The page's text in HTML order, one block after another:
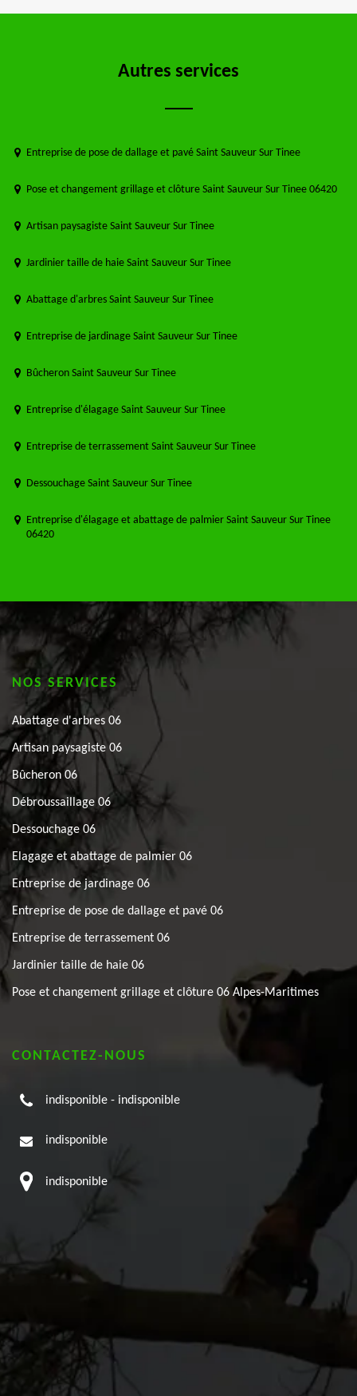
Autres services
Entreprise de pose de dallage et pavé Saint Sauveur Sur Tinee
Pose et changement grillage et clôture Saint Sauveur Sur Tinee 06420
Artisan paysagiste Saint Sauveur Sur Tinee
Jardinier taille de haie Saint Sauveur Sur Tinee
Abattage d'arbres Saint Sauveur Sur Tinee
Entreprise de jardinage Saint Sauveur Sur Tinee
Bûcheron Saint Sauveur Sur Tinee
Entreprise d'élagage Saint Sauveur Sur Tinee
Entreprise de terrassement Saint Sauveur Sur Tinee
Dessouchage Saint Sauveur Sur Tinee
Entreprise d'élagage et abattage de palmier Saint Sauveur Sur Tinee
06420
NOS SERVICES
Abattage d'arbres 06
Artisan paysagiste 06
Bûcheron 06
Débroussaillage 06
Dessouchage 06
Elagage et abattage de palmier 06
Entreprise de jardinage 06
Entreprise de pose de dallage et pavé 06
Entreprise de terrassement 06
Jardinier taille de haie 06
Pose et changement grillage et clôture 06 Alpes-Maritimes
CONTACTEZ-NOUS
indisponible - indisponible
indisponible
indisponible